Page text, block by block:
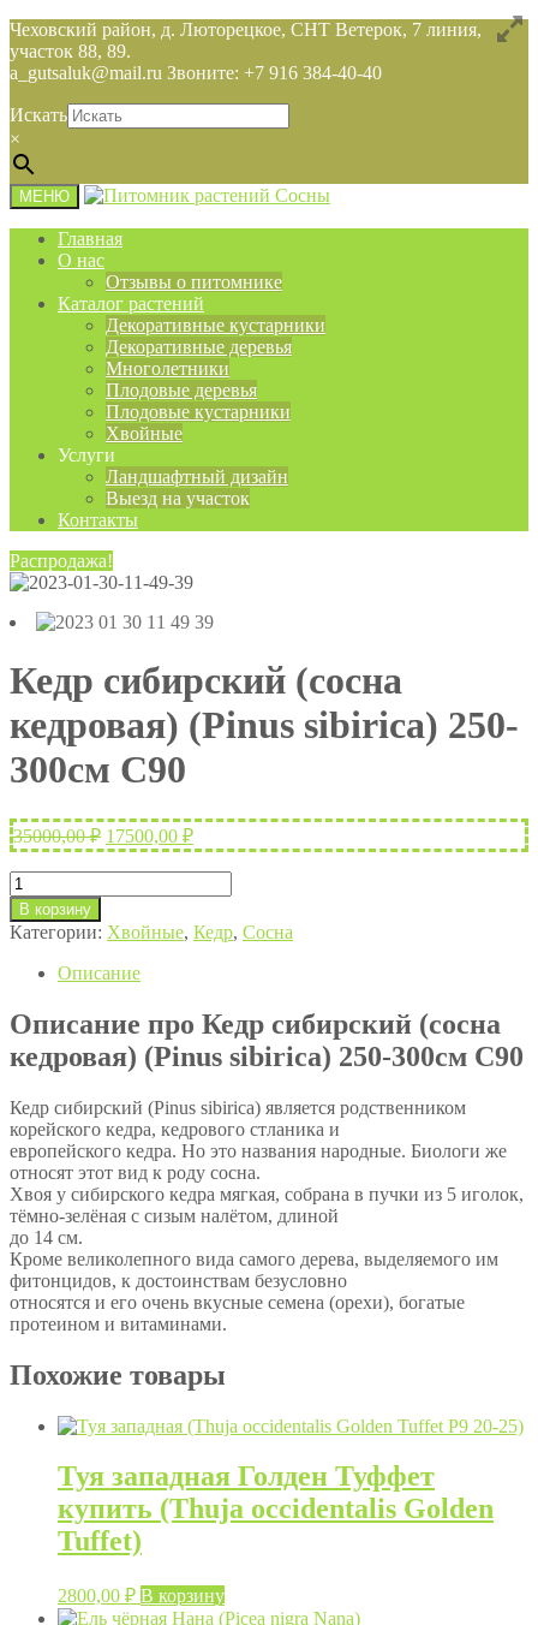
Чеховский район, д. Люторецкое, СНТ Ветерок, 7 линия,
участок 88, 89.
a_gutsaluk@mail.ru Звоните: +7 916 384-40-40
Искать
×
МЕНЮ
Главная
О нас
Отзывы о питомнике
Каталог растений
Декоративные кустарники
Декоративные деревья
Многолетники
Плодовые деревья
Плодовые кустарники
Хвойные
Услуги
Ландшафтный дизайн
Выезд на участок
Контакты
Распродажа!
Кедр сибирский (сосна
кедровая) (Pinus sibirica) 250-
300см С90
35000,00₽ Первоначальная
цена
составляла
35000,00 ₽.
17500,00 ₽Текущая
цена:
17500,00 ₽.
Количество
товара
Кедр
сибирский
(сосна
кедровая)
(Pinus
sibirica)
250-
300см
С90
В корзину
Категории: Хвойные, Кедр, Сосна
Описание
Описание про Кедр сибирский (сосна
кедровая) (Pinus sibirica) 250-300см С90
Кедр сибирский (Pinus sibirica) является родственником
корейского кедра, кедрового стланика и
европейского кедра. Но это названия народные. Биологи же
относят этот вид к роду сосна.
Хвоя у сибирского кедра мягкая, собрана в пучки из 5 иголок,
тёмно-зелёная с сизым налётом, длиной
до 14 см.
Кроме великолепного вида самого дерева, выделяемого им
фитонцидов, к достоинствам безусловно
относятся и его очень вкусные семена (орехи), богатые
протеином и витаминами.
Похожие товары
Туя западная Голден Туффет
купить (Thuja occidentalis Golden
Tuffet)
2800,00 ₽ В корзину